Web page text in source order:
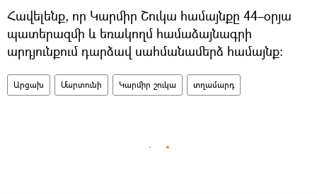
Հավելենք, որ Կարմիր Շուկա համայնքը 44–օրյա
պատերազմի և եռակողմ համաձայնագրի
արդյունքում դարձավ սահմանամերձ համայնք։
Արցախ Մարտունի Կարմիր շուկա տղամարդ